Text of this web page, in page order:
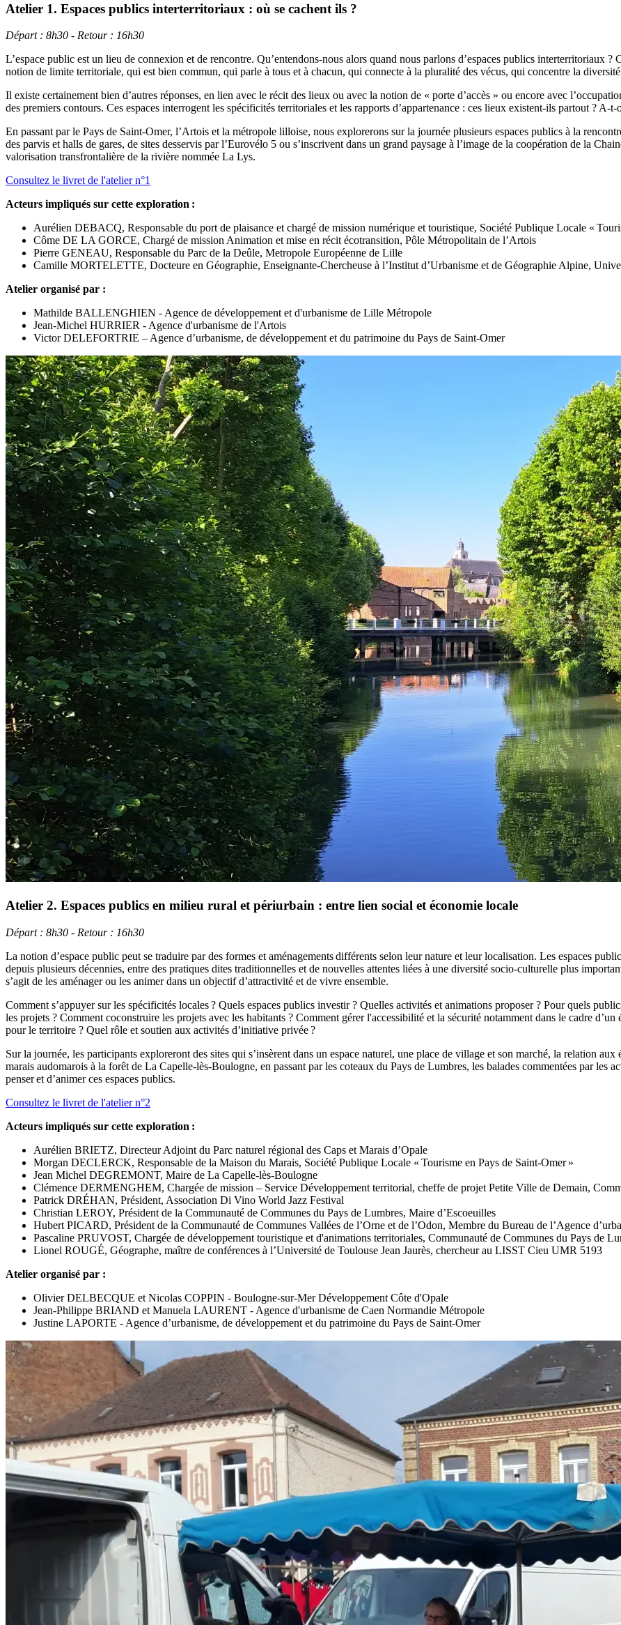
Atelier 1. Espaces publics interterritoriaux : où se cachent ils ?
Départ : 8h30 - Retour : 16h30
L’espace public est un lieu de connexion et de rencontre. Qu’entendons-nous alors quand nous parlons d’espaces publics interterritoriaux
notion de limite territoriale, qui est bien commun, qui parle à tous et à chacun, qui connecte à la pluralité des vécus, qui concentre la
Il existe certainement bien d’autres réponses, en lien avec le récit des lieux ou avec la notion de « porte d’accès » ou encore avec
des premiers contours. Ces espaces interrogent les spécificités territoriales et les rapports d’appartenance : ces lieux existent-ils partout ? A-
En passant par le Pays de Saint-Omer, l’Artois et la métropole lilloise, nous explorerons sur la journée plusieurs espaces publics à la
des parvis et halls de gares, de sites desservis par l’Eurovélo 5 ou s’inscrivent dans un grand paysage à l’image de la coopération de la
valorisation transfrontalière de la rivière nommée La Lys.
Consultez le livret de l'atelier n°1
Acteurs impliqués sur cette exploration :
Aurélien DEBACQ, Responsable du port de plaisance et chargé de mission numérique et touristique, Société Publique Locale «
Côme DE LA GORCE, Chargé de mission Animation et mise en récit écotransition, Pôle Métropolitain de l’Artois
Pierre GENEAU, Responsable du Parc de la Deûle, Metropole Européenne de Lille
Camille MORTELETTE, Docteure en Géographie, Enseignante-Chercheuse à l’Institut d’Urbanisme et de Géographie Alpine,
Atelier organisé par :
Mathilde BALLENGHIEN - Agence de développement et d'urbanisme de Lille Métropole
Jean-Michel HURRIER - Agence d'urbanisme de l'Artois
Victor DELEFORTRIE – Agence d’urbanisme, de développement et du patrimoine du Pays de Saint-Omer
Atelier 2. Espaces publics en milieu rural et périurbain : entre lien social et économie locale
Départ : 8h30 - Retour : 16h30
La notion d’espace public peut se traduire par des formes et aménagements différents selon leur nature et leur localisation. Les espaces
depuis plusieurs décennies, entre des pratiques dites traditionnelles et de nouvelles attentes liées à une diversité socio-culturelle plus
s’agit de les aménager ou les animer dans un objectif d’attractivité et de vivre ensemble.
Comment s’appuyer sur les spécificités locales ? Quels espaces publics investir ? Quelles activités et animations proposer ? Pour quels
les projets ? Comment coconstruire les projets avec les habitants ? Comment gérer l'accessibilité et la sécurité notamment dans le cadre
pour le territoire ? Quel rôle et soutien aux activités d’initiative privée ?
Sur la journée, les participants exploreront des sites qui s’insèrent dans un espace naturel, une place de village et son marché, la relation
marais audomarois à la forêt de La Capelle-lès-Boulogne, en passant par les coteaux du Pays de Lumbres, les balades commentées par les
penser et d’animer ces espaces publics.
Consultez le livret de l'atelier n°2
Acteurs impliqués sur cette exploration :
Aurélien BRIETZ, Directeur Adjoint du Parc naturel régional des Caps et Marais d’Opale
Morgan DECLERCK, Responsable de la Maison du Marais, Société Publique Locale « Tourisme en Pays de Saint-Omer »
Jean Michel DEGREMONT, Maire de La Capelle-lès-Boulogne
Clémence DERMENGHEM, Chargée de mission – Service Développement territorial, cheffe de projet Petite Ville de Demain,
Patrick DRÉHAN, Président, Association Di Vino World Jazz Festival
Christian LEROY, Président de la Communauté de Communes du Pays de Lumbres, Maire d’Escoeuilles
Hubert PICARD, Président de la Communauté de Communes Vallées de l’Orne et de l’Odon, Membre du Bureau de l’Agence
Pascaline PRUVOST, Chargée de développement touristique et d'animations territoriales, Communauté de Communes du Pays de
Lionel ROUGÉ, Géographe, maître de conférences à l’Université de Toulouse Jean Jaurès, chercheur au LISST Cieu UMR 5193
Atelier organisé par :
Olivier DELBECQUE et Nicolas COPPIN - Boulogne-sur-Mer Développement Côte d'Opale
Jean-Philippe BRIAND et Manuela LAURENT - Agence d'urbanisme de Caen Normandie Métropole
Justine LAPORTE - Agence d’urbanisme, de développement et du patrimoine du Pays de Saint-Omer